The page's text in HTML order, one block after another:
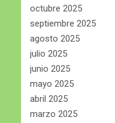
octubre 2025
septiembre 2025
agosto 2025
julio 2025
junio 2025
mayo 2025
abril 2025
marzo 2025